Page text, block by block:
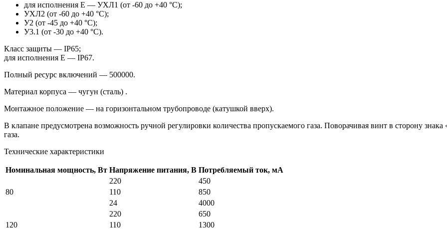
для исполнения Е — УХЛ1 (от -60 до +40 °С);
УХЛ2 (от -60 до +40 °С);
У2 (от -45 до +40 °С);
У3.1 (от -30 до +40 °С).
Класс защиты — IP65;
для исполнения Е — IP67.
Полный ресурс включений — 500000.
Материал корпуса — чугун (сталь) .
Монтажное положение — на горизонтальном трубопроводе (катушкой вверх).
В клапане предусмотрена возможность ручной регулировки количества пропускаемого газа. Поворачивая винт в сторону
газа.
Технические характеристики
Номинальная мощность, Вт Напряжение питания, В Потребляемый ток, мА
80
220
450
110
850
24
4000
120
220
650
110
1300